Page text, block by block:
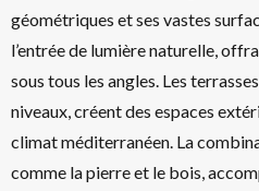
géométriques et ses vastes
l’entrée de lumière naturelle,
sous tous les angles. Les
niveaux, créent des espaces
climat méditerranéen. La
comme la pierre et le bois,